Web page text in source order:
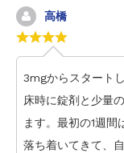
高橋
3mgからスタート
床時に錠剤と少量
ます。最初の1週間
落ち着いてきて、